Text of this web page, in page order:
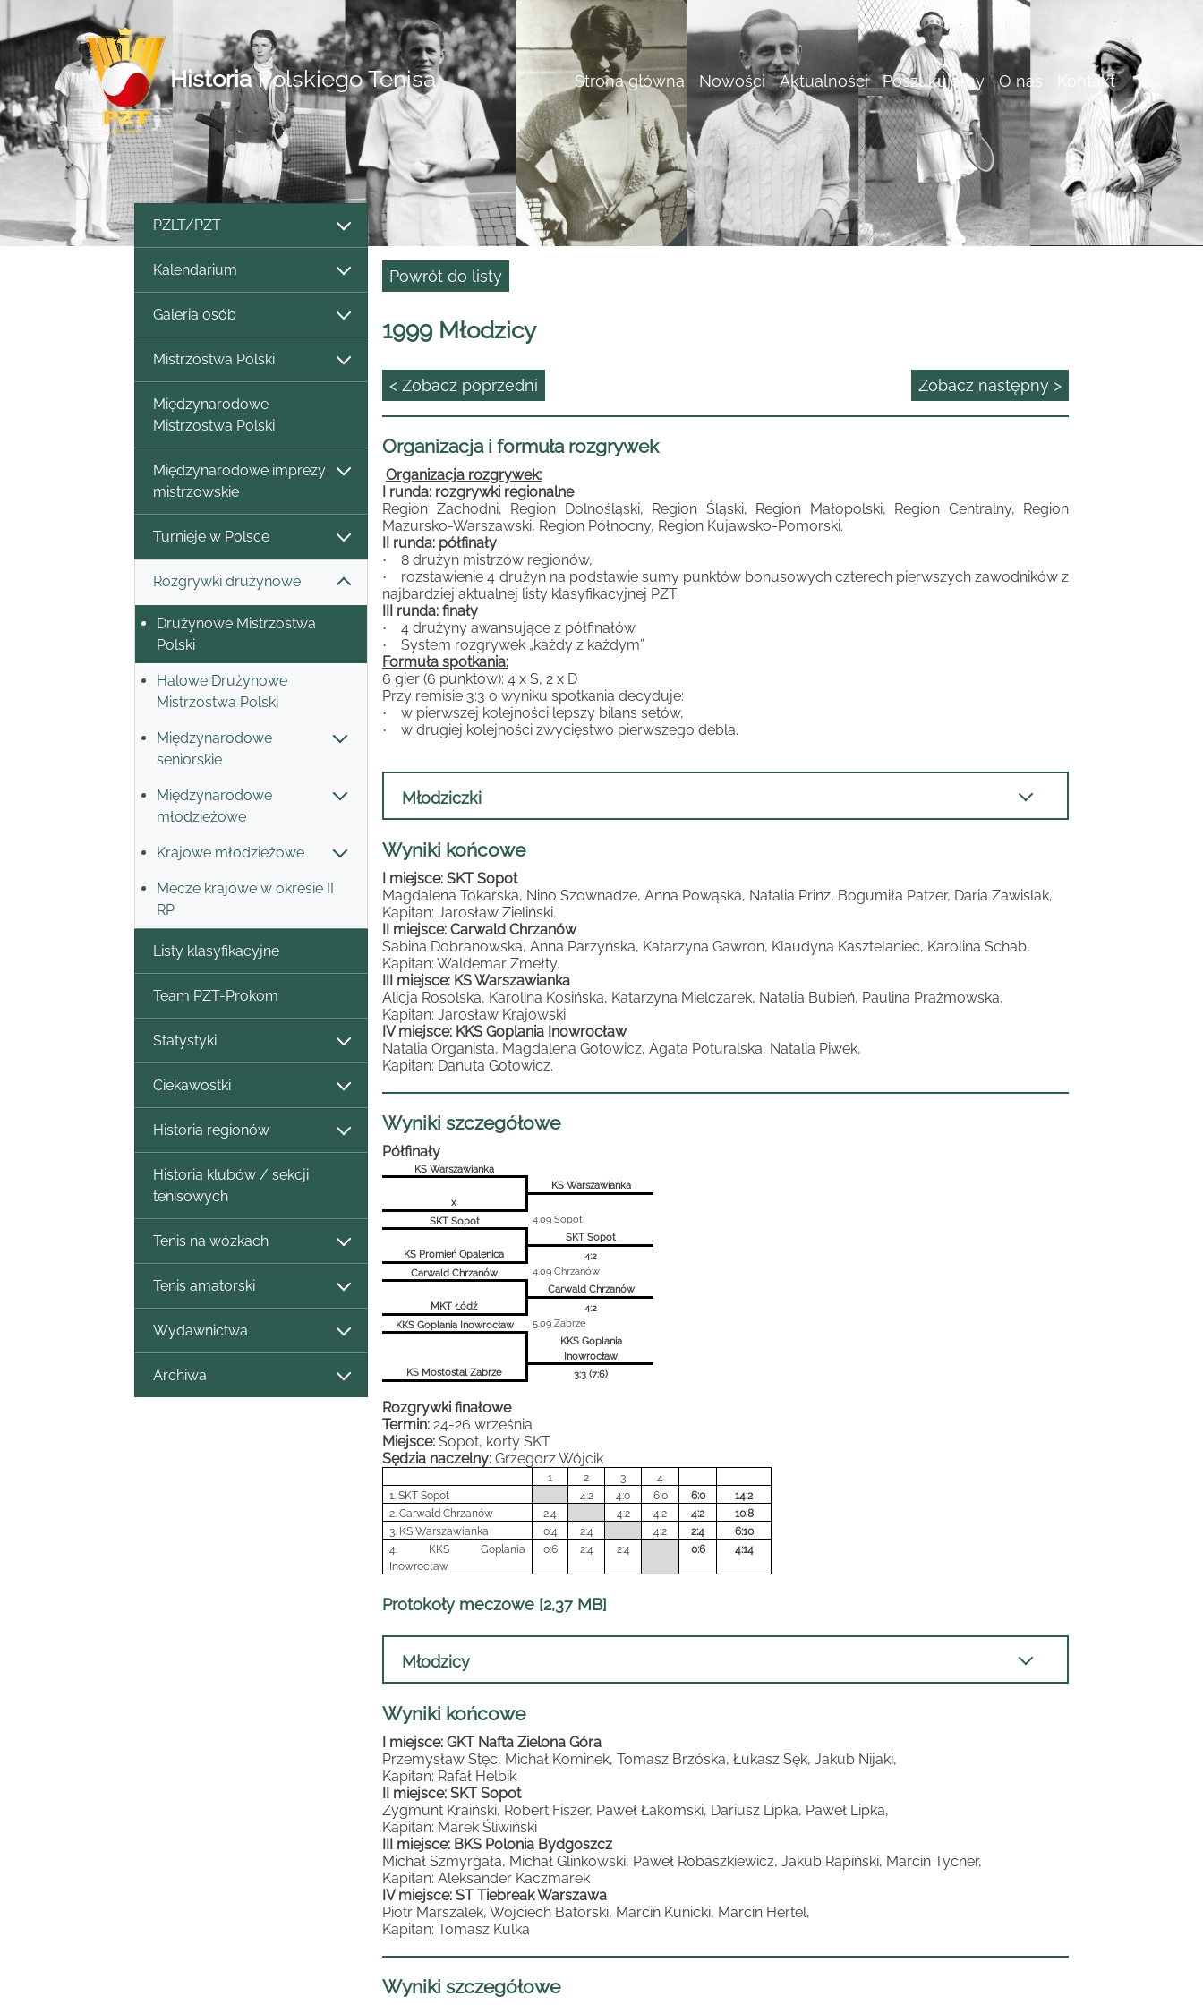
HistoriaPolskiego Tenisa Strona główna Nowości Aktualności Poszukujemy O nas Kontakt
PZLT/PZT
Kalendarium
Galeria osób
Mistrzostwa Polski
Międzynarodowe
Mistrzostwa Polski
Międzynarodowe imprezy
mistrzowskie
Turnieje w Polsce
Rozgrywki drużynowe
Drużynowe Mistrzostwa
Polski
Halowe Drużynowe
Mistrzostwa Polski
Międzynarodowe
seniorskie
Międzynarodowe
młodzieżowe
Krajowe młodzieżowe
Mecze krajowe w okresie II
RP
Listy klasyfikacyjne
Team PZT-Prokom
Statystyki
Ciekawostki
Historia regionów
Historia klubów / sekcji
tenisowych
Tenis na wózkach
Tenis amatorski
Wydawnictwa
Archiwa
Powrót do listy
1999 Młodzicy
< Zobacz poprzedni Zobacz następny >
Organizacja i formuła rozgrywek
Organizacja rozgrywek:
I runda: rozgrywki regionalne
Region Zachodni, Region Dolnośląski, Region Śląski, Region Małopolski, Region Centralny, Region
Mazursko-Warszawski, Region Północny, Region Kujawsko-Pomorski.
II runda: półfinały
· 8 drużyn mistrzów regionów,
·
rozstawienie 4 drużyn na podstawie sumy punktów bonusowych czterech pierwszych zawodników z
najbardziej aktualnej listy klasyfikacyjnej PZT.
III runda: finały
· 4 drużyny awansujące z półfinałów
·
System rozgrywek „każdy z każdym”
Formuła spotkania:
6 gier (6 punktów): 4 x S, 2 x D
Przy remisie 3:3 o wyniku spotkania decyduje:
· w pierwszej kolejności lepszy bilans setów,
· w drugiej kolejności zwycięstwo pierwszego debla.
Młodziczki
Wyniki końcowe
I miejsce: SKT Sopot
Magdalena Tokarska, Nino Szownadze, Anna Powąska, Natalia Prinz, Bogumiła Patzer, Daria Zawislak,
Kapitan: Jarosław Zieliński.
II miejsce: Carwald Chrzanów
Sabina Dobranowska, Anna Parzyńska, Katarzyna Gawron, Klaudyna Kasztelaniec, Karolina Schab,
Kapitan: Waldemar Zmełty.
III miejsce: KS Warszawianka
Alicja Rosolska, Karolina Kosińska, Katarzyna Mielczarek, Natalia Bubień, Paulina Prażmowska,
Kapitan: Jarosław Krajowski
IV miejsce: KKS Goplania Inowrocław
Natalia Organista, Magdalena Gotowicz, Agata Poturalska, Natalia Piwek,
Kapitan: Danuta Gotowicz.
Wyniki szczegółowe
Półfinały
KS Warszawianka
KS Warszawianka
x
SKT Sopot
4.09 Sopot
SKT Sopot
KS Promień Opalenica
4:2
Carwald Chrzanów
4.09 Chrzanów
Carwald Chrzanów
MKT Łódź
4:2
KKS Goplania Inowrocław
5.09 Zabrze
KKS Goplania
Inowrocław
KS Mostostal Zabrze
3:3 (7:6)
Rozgrywki finałowe
Termin: 24-26 września
Miejsce: Sopot, korty SKT
Sędzia naczelny: Grzegorz Wójcik
1 2 3
4
1. SKT Sopot
4:2 4:0 6:0 6:0
14:2
2. Carwald Chrzanów
2:4 4:2 4:2 4:2
10:8
3. KS Warszawianka
0:4 2:4 4:2 2:4
6:10
4. KKS Goplania
Inowrocław
0:6 2:4 2:4 0:6 4:14
Protokoły meczowe [2,37 MB]
Młodzicy
Wyniki końcowe
I miejsce: GKT Nafta Zielona Góra
Przemysław Stęc, Michał Kominek, Tomasz Brzóska, Łukasz Sęk, Jakub Nijaki,
Kapitan: Rafał Helbik
II miejsce: SKT Sopot
Zygmunt Kraiński, Robert Fiszer, Paweł Łakomski, Dariusz Lipka, Paweł Lipka,
Kapitan: Marek Śliwiński
III miejsce: BKS Polonia Bydgoszcz
Michał Szmyrgała, Michał Glinkowski, Paweł Robaszkiewicz, Jakub Rapiński, Marcin Tycner,
Kapitan: Aleksander Kaczmarek
IV miejsce: ST Tiebreak Warszawa
Piotr Marszalek, Wojciech Batorski, Marcin Kunicki, Marcin Hertel,
Kapitan: Tomasz Kulka
Wyniki szczegółowe